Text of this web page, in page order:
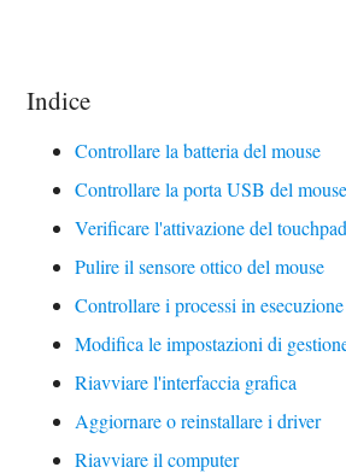
Indice
Controllare la batteria del mouse
Controllare la porta USB del mouse
Verificare l'attivazione del
Pulire il sensore ottico del mouse
Controllare i processi in esecuzione
Modifica le impostazioni di
Riavviare l'interfaccia grafica
Aggiornare o reinstallare i driver
Riavviare il computer